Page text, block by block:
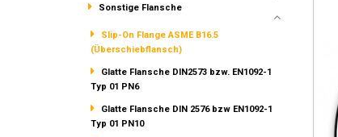
Sonstige Flansche
Slip-On Flange ASME B16.5
(Überschiebflansch)
Glatte Flansche DIN2573 bzw. EN1092-1
Typ 01 PN6
Glatte Flansche DIN 2576 bzw EN1092-1
Typ 01 PN10